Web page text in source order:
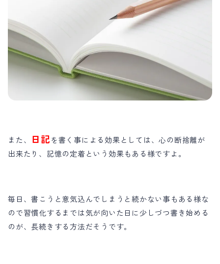
また、 日記を書く事による効果としては、心の断捨離が
出来たり、記憶の定着という効果もある様ですよ。
毎日、書こうと意気込んでしまうと続かない事もある様な
ので習慣化するまでは気が向いた日に少しづつ書き始める
のが、長続きする方法だそうです。